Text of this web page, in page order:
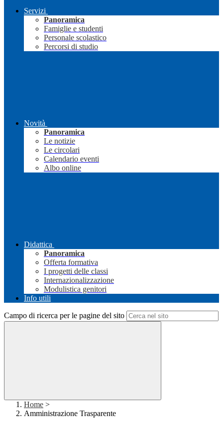
Servizi
Panoramica
Famiglie e studenti
Personale scolastico
Percorsi di studio
Novità
Panoramica
Le notizie
Le circolari
Calendario eventi
Albo online
Didattica
Panoramica
Offerta formativa
I progetti delle classi
Internazionalizzazione
Modulistica genitori
Info utili
Campo di ricerca per le pagine del sito
Home >
Amministrazione Trasparente